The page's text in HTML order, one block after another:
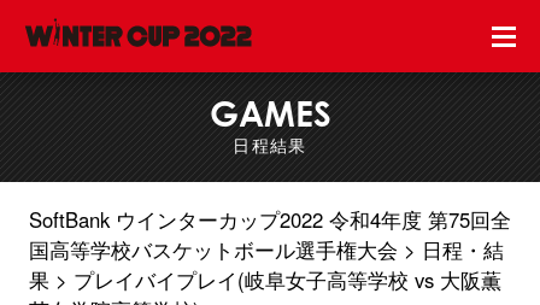
GAMES
日程結果
SoftBank ウインターカップ2022 令和4年度 第75回全
国高等学校バスケットボール選手権大会
日程・結
果
プレイバイプレイ(岐阜女子高等学校 vs 大阪薫